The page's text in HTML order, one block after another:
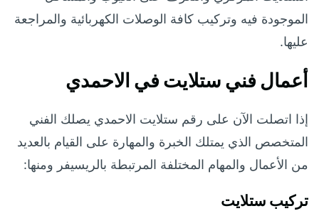
الموجودة فيه وتركيب كافة الوصلات الكهربائية والمراجعة
عليها.
أعمال فني ستلايت في الاحمدي
إذا اتصلت الآن على رقم ستلايت الاحمدي يصلك الفني
المتخصص الذي يمتلك الخبرة والمهارة على القيام بالعديد
من الأعمال والمهام المختلفة المرتبطة بالريسيفر ومنها:
تركيب ستلايت